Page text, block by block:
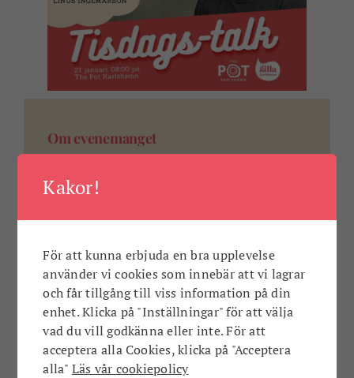
Om evenemanget
The Pot, Plan 4, Östra Piren
21 januari 2025 08:00
Anmälan
Lägg till i kalender
Apple Calendar Google Calendar
iCal File
Outlook.com
Kakor!
För att kunna erbjuda en bra upplevelse
använder vi cookies som innebär att vi lagrar
och får tillgång till viss information på din
enhet. Klicka på "Inställningar" för att välja
vad du vill godkänna eller inte. För att
acceptera alla Cookies, klicka på "Acceptera
alla" Läs vår cookiepolicy